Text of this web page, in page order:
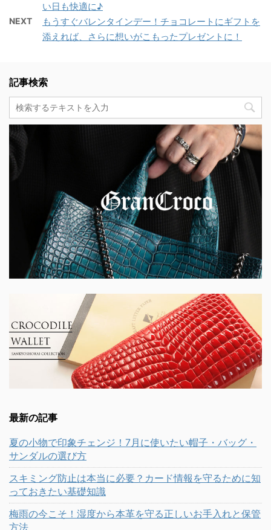
い日も快適に♪
NEXT
もうすぐバレンタインデー！チョコレートにギフトを
添えれば、さらに想いがこもったプレゼントに！
記事検索
最新の記事
夏の小物で印象チェンジ！7月に使いたい帽子・バッグ・
サンダルの選び方
スキミング防止は本当に必要？カード情報を守るために知
っておきたい基礎知識
梅雨の今こそ！湿度から本革を守る正しいお手入れと保管
方法